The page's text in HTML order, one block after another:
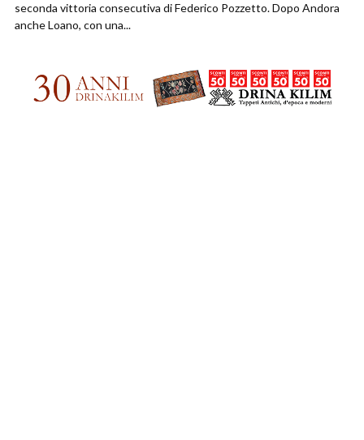
seconda vittoria consecutiva di Federico Pozzetto. Dopo Andora
anche Loano, con una...